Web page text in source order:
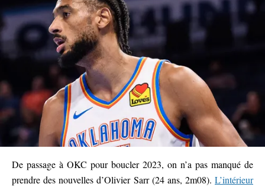
De passage à OKC pour boucler 2023, on n’a pas manqué de
prendre des nouvelles d’Olivier Sarr (24 ans, 2m08). L’intérieur